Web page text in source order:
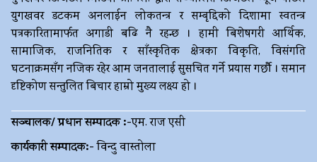
युगखवर डटकम अनलाईन लोकतन्त्र र सम्बृद्दिको दिशामा स्वतन्त्र
पत्रकारितामार्फत अगाडी बढि नै रहन्छ । हामी बिशेषगरी आर्थिक,
सामाजिक, राजनितिक र साँस्कृतिक क्षेत्रका विकृति, विसंगति
घटनाक्रमसँग नजिक रहेर आम जनतालाई सुसचित गर्ने प्रयास गर्छौ । समान
दृष्टिकोण सन्तुलित बिचार हाम्रो मुख्य लक्ष्य हो ।
सञ्चालक/ प्रधान सम्पादक :-एम. राज एसी
कार्यकारी सम्पादक:-विन्दु वास्तोला